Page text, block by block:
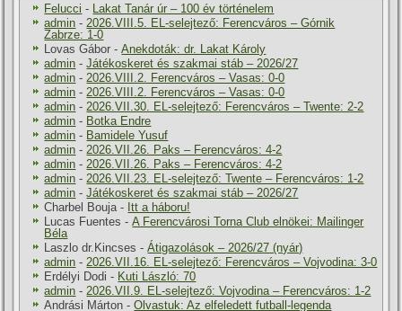
Felucci - Lakat Tanár úr – 100 év történelem
admin - 2026.VIII.5. EL-selejtező: Ferencváros – Górnik
Zabrze: 1-0
Lovas Gábor -Anekdoták: dr. Lakat Károly
admin -Játékoskeret és szakmai stáb – 2026/27
admin - 2026.VIII.2. Ferencváros – Vasas: 0-0
admin - 2026.VIII.2. Ferencváros – Vasas: 0-0
admin - 2026.VII.30. EL-selejtező: Ferencváros – Twente: 2-2
admin - Botka Endre
admin - Bamidele Yusuf
admin - 2026.VII.26. Paks – Ferencváros: 4-2
admin - 2026.VII.26. Paks – Ferencváros: 4-2
admin - 2026.VII.23. EL-selejtező: Twente – Ferencváros: 1-2
admin -Játékoskeret és szakmai stáb – 2026/27
Charbel Bouja - Itt a háboru!
Lucas Fuentes -A Ferencvárosi Torna Club elnökei: Mailinger
Béla
Laszlo dr.Kincses -Átigazolások – 2026/27 (nyár)
admin - 2026.VII.16. EL-selejtező: Ferencváros – Vojvodina: 3-0
Erdélyi Dodi - Kuti László: 70
admin - 2026.VII.9. EL-selejtező: Vojvodina – Ferencváros: 1-2
Andrási Márton -Olvastuk: Az elfeledett futball-legenda